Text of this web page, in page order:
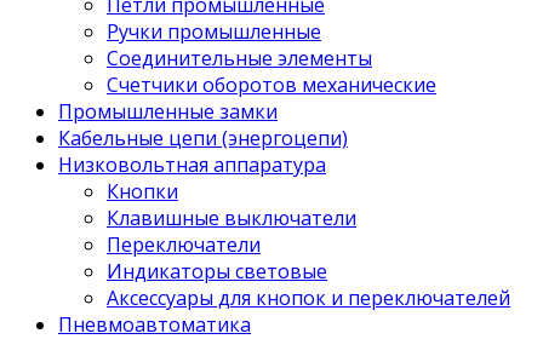
Ручки промышленные
Соединительные элементы
Счетчики оборотов механические
Промышленные замки
Кабельные цепи (энергоцепи)
Низковольтная аппаратура
Кнопки
Клавишные выключатели
Переключатели
Индикаторы световые
Аксессуары для кнопок и переключателей
Пневмоавтоматика